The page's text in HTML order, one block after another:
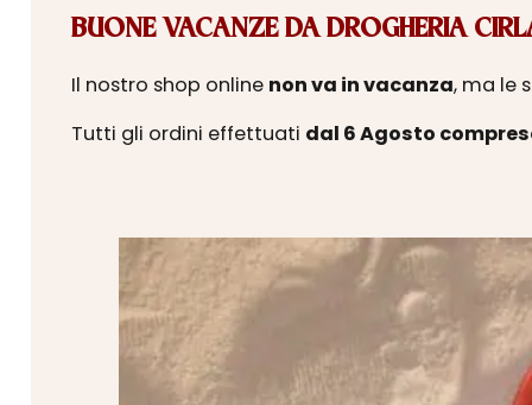
BUONE VACANZE DA DROGHERIA
Il nostro shop online non va in vacanza, ma le
Tutti gli ordini effettuati dal 6 Agosto